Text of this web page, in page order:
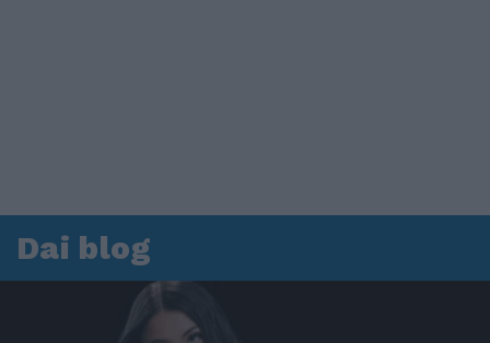
Dai blog